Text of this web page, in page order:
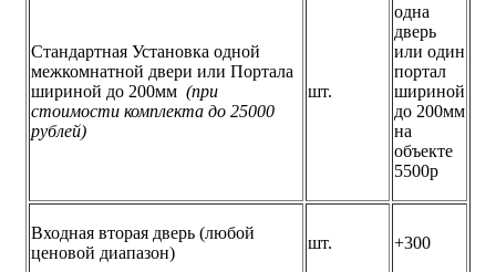
Стандартная Установка одной
межкомнатной двери или Портала
шириной до 200мм (при
стоимости комплекта до 25000
рублей)
шт.
одна
дверь
или один
портал
шириной
до 200мм
на
объекте
5500р
Входная вторая дверь (любой
ценовой диапазон)
шт. +300